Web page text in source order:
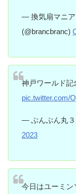
— 換気扇マニ
(@brancbranc)
神戸ワールド記
pic.twitter.com/
— ぶんぶん丸３
2023
今日はユーミン